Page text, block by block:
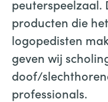
peuterspeelzaal.
producten die
logopedisten
geven wij
doof/
professionals.